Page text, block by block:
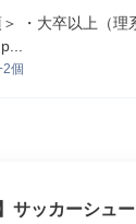
・大卒以上（理
個
サッカーシュ